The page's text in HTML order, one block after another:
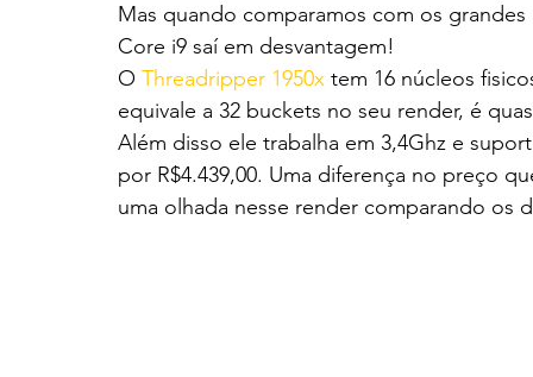
Mas quando comparamos com os
Core i9 saí em desvantagem!
O Threadripper 1950x tem 16 núcleos
equivale a 32 buckets no seu render, é
Além disso ele trabalha em 3,4Ghz e
por R$4.439,00. Uma diferença no preço
uma olhada nesse render comparando os